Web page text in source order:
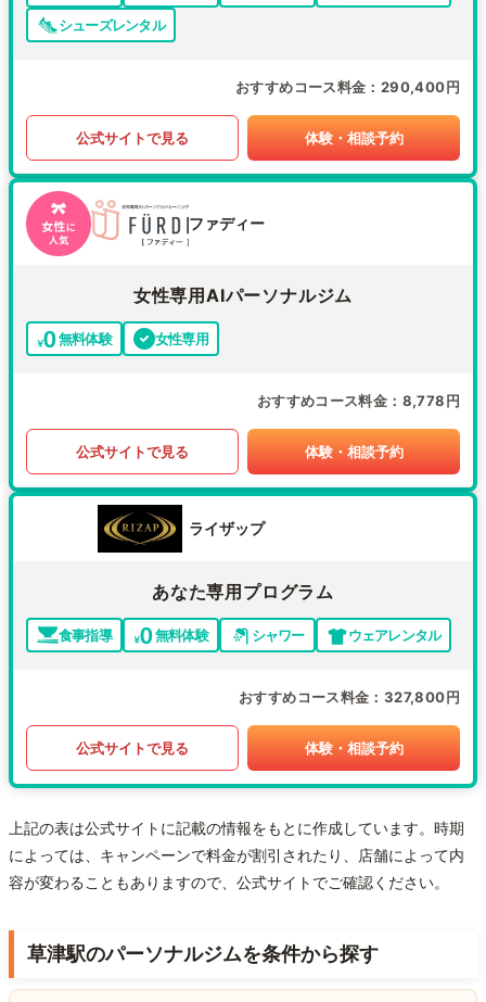
シューズレンタル
おすすめコース料金 290,400円
公式サイトで見る 体験・相談予約
ファディー
女性専用AIパーソナルジム
無料体験 女性専用
おすすめコース料金 8,778円
公式サイトで見る 体験・相談予約
ライザップ
あなた専用プログラム
食事指導 無料体験 シャワー ウェアレンタル
おすすめコース料金 327,800円
公式サイトで見る 体験・相談予約
上記の表は公式サイトに記載の情報をもとに作成しています。時期
によっては、キャンペーンで料金が割引されたり、店舗によって内
容が変わることもありますので、公式サイトでご確認ください。
草津駅のパーソナルジムを条件から探す